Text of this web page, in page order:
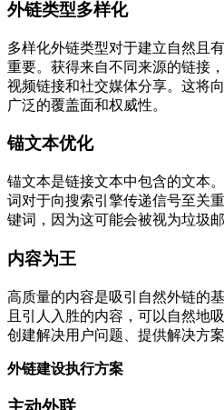
外链类型多样化
多样化外链类型对于建立自然且
重要。获得来自不同来源的链接
视频链接和社交媒体分享。这将
广泛的覆盖面和权威性。
锚文本优化
锚文本是链接文本中包含的文本
词对于向搜索引擎传递信号至关
键词，因为这可能会被视为垃圾邮
内容为王
高质量的内容是吸引自然外链的
且引人入胜的内容，可以自然地
创建解决用户问题、提供解决方
外链建设执行方案